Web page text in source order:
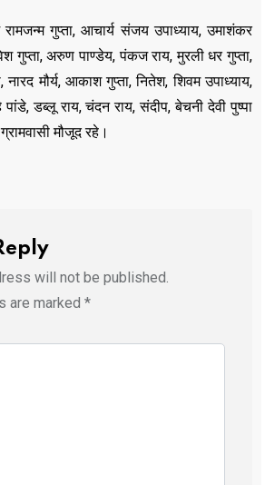
गुप्ता, आचार्य संजय उपाध्याय, उमाशंकर
गुप्ता, अरुण पाण्डेय, पंकज राय, मुरली धर गुप्ता,
नारद मौर्य, आकाश गुप्ता, नितेश, शिवम उपाध्याय,
पांडे, डब्लू राय, चंदन राय, संदीप, बेचनी देवी पुष्पा
मौजूद रहे।
will not be published.
are marked *